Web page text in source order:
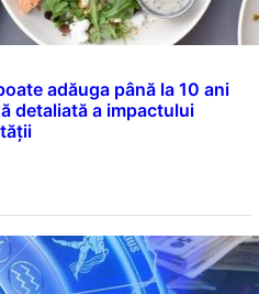
adăuga până la 10 ani
detaliată a impactului